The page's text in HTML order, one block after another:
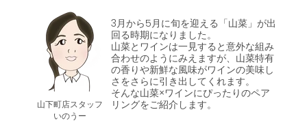
山下町店スタッフ
いのうー
3月から5月に旬を迎える「山菜」が出
回る時期になりました。
山菜とワインは一見すると意外な組み
合わせのようにみえますが、山菜特有
の香りや新鮮な風味がワインの美味し
さをさらに引き出してくれます。
そんな山菜×ワインにぴったりのペア
リングをご紹介します。